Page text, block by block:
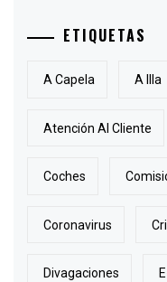
ETIQUETAS
A Capela A Illa
Atención Al Cliente
Coches
Coronavirus
Divagaciones